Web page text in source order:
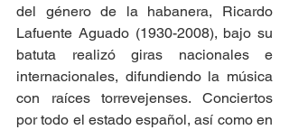
del género de la habanera, Ricardo
Lafuente Aguado (1930-2008), bajo su
batuta realizó giras nacionales e
internacionales, difundiendo la música
con raíces torrevejenses. Conciertos
por todo el estado español, así como en